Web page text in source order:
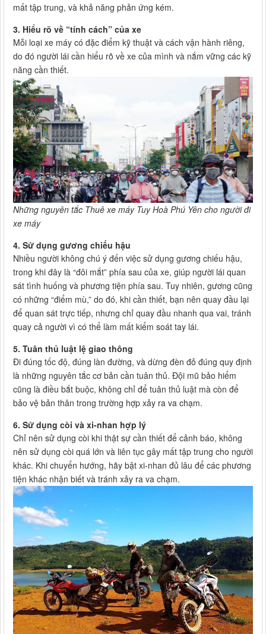
mất tập trung, và khả năng phản ứng kém.
3. Hiểu rõ về “tính cách” của xe
Mỗi loại xe máy có đặc điểm kỹ thuật và cách vận hành riêng,
do đó người lái cần hiểu rõ về xe của mình và nắm vững các kỹ
năng cần thiết.
Những nguyên tắc Thuê xe máy Tuy Hoà Phú Yên cho người đi
xe máy
4. Sử dụng gương chiếu hậu
Nhiều người không chú ý đến việc sử dụng gương chiếu hậu,
trong khi đây là “đôi mắt” phía sau của xe, giúp người lái quan
sát tình huống và phương tiện phía sau. Tuy nhiên, gương cũng
có những “điểm mù,” do đó, khi cần thiết, bạn nên quay đầu lại
để quan sát trực tiếp, nhưng chỉ quay đầu nhanh qua vai, tránh
quay cả người vì có thể làm mất kiểm soát tay lái.
5. Tuân thủ luật lệ giao thông
Đi đúng tốc độ, đúng làn đường, và dừng đèn đỏ đúng quy định
là những nguyên tắc cơ bản cần tuân thủ. Đội mũ bảo hiểm
cũng là điều bắt buộc, không chỉ để tuân thủ luật mà còn để
bảo vệ bản thân trong trường hợp xảy ra va chạm.
6. Sử dụng còi và xi-nhan hợp lý
Chỉ nên sử dụng còi khi thật sự cần thiết để cảnh báo, không
nên sử dụng còi quá lớn và liên tục gây mất tập trung cho người
khác. Khi chuyển hướng, hãy bật xi-nhan đủ lâu để các phương
tiện khác nhận biết và tránh xảy ra va chạm.